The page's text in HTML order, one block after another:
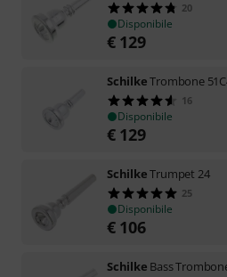
20
Disponibile
€ 129
SchilkeTrombone
16
Disponibile
€ 129
SchilkeTrumpet 24
25
Disponibile
€ 106
Schilke Bass